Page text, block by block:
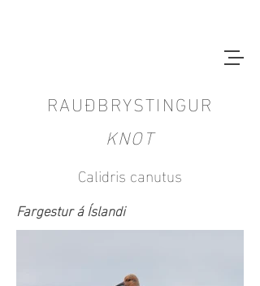
RAUÐBRYSTINGUR
KNOT
Calidris canutus
Fargestur á Íslandi